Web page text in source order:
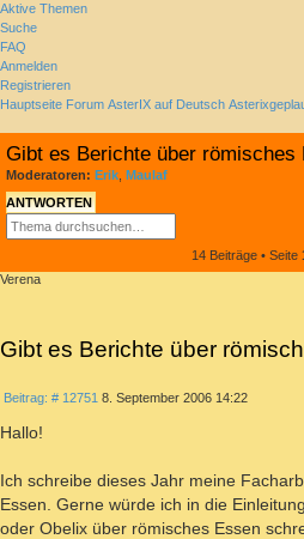
Aktive Themen
Suche
FAQ
Anmelden
Registrieren
Hauptseite Forum AsterIX auf Deutsch
Gibt es Berichte über römisches
Moderatoren: Erik
Maulaf
ANTWORTEN
14 Beiträge • Seite
Verena
Gibt es Berichte über
Beitrag: # 12751 Beitrag
8. September 2006 14:22
Hallo!
Ich schreibe dieses Jahr meine
Essen. Gerne würde ich in die
oder Obelix über römisches Essen